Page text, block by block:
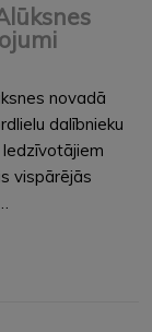
novadā
dalībnieku
vispārējās